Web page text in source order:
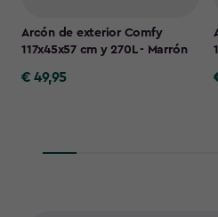
Arcón de exterior Comfy
117x45x57 cm y 270L - Marrón
€
€ 49,95